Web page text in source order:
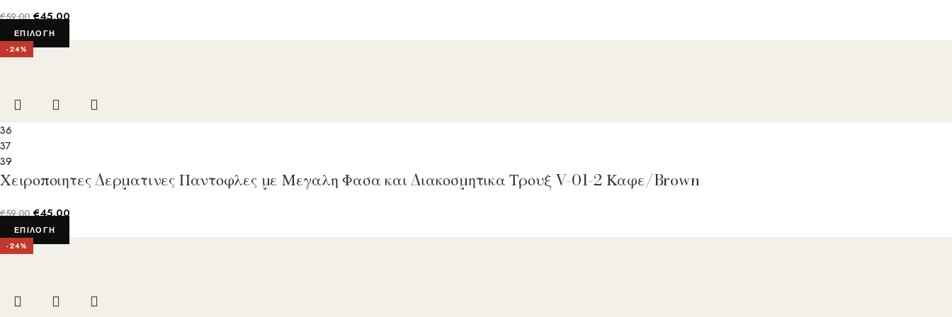
€59.00 €45.00
ΕΠΙΛΟΓΉ
-24%
36
37
39
Χειροποιητες Δερματινες Παντοφλες με Μεγαλη Φασα και Διακοσμητικα Τρουξ V-01-2 Καφε/Brown
€59.00 €45.00
ΕΠΙΛΟΓΉ
-24%